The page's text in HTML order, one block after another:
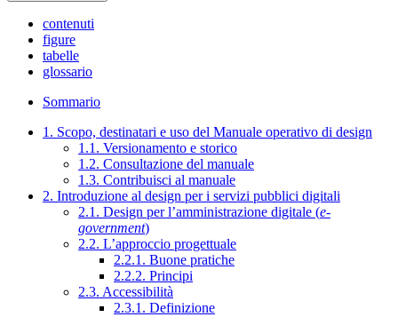
contenuti
figure
tabelle
glossario
Sommario
1. Scopo, destinatari e uso del Manuale operativo di design
1.1. Versionamento e storico
1.2. Consultazione del manuale
1.3. Contribuisci al manuale
2. Introduzione al design per i servizi pubblici digitali
2.1. Design per l’amministrazione digitale (e-
government)
2.2. L’approccio progettuale
2.2.1. Buone pratiche
2.2.2. Principi
2.3. Accessibilità
2.3.1. Definizione